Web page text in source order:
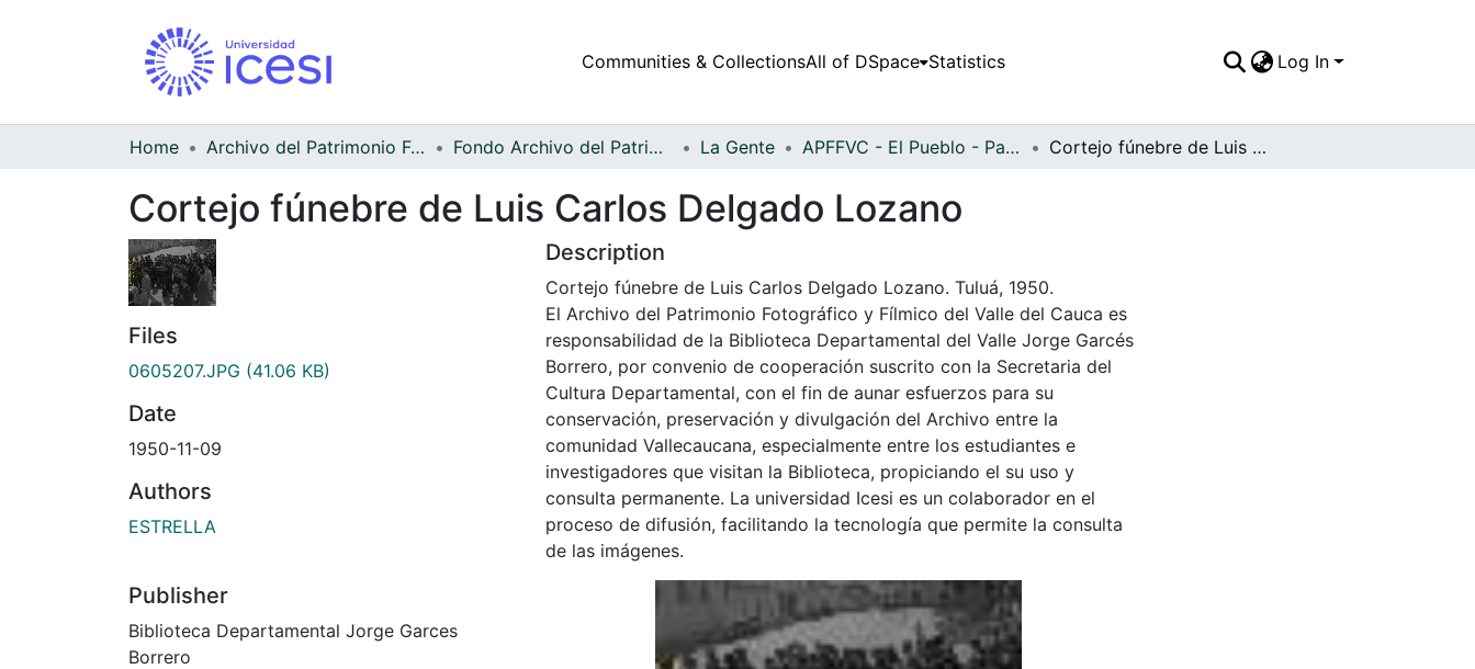
Communities & CollectionsAll of DSpace Statistics Log In
Home Archivo del Patrimonio Fotográfico y Fílmico del Valle del Cauca Fondo Archivo del Patrimonio Fotográfico y Fílmico del Valle del Cauca La Gente APFFVC - El Pueblo - Patrimonial Cortejo fúnebre de Luis Carlos Delgado Lozano
Cortejo fúnebre de Luis Carlos Delgado Lozano
Files
0605207.JPG (41.06 KB)
Date
1950-11-09
Authors
ESTRELLA
Publisher
Biblioteca Departamental Jorge Garces
Borrero
Description
Cortejo fúnebre de Luis Carlos Delgado Lozano. Tuluá, 1950.
El Archivo del Patrimonio Fotográfico y Fílmico del Valle del Cauca es
responsabilidad de la Biblioteca Departamental del Valle Jorge Garcés
Borrero, por convenio de cooperación suscrito con la Secretaria del
Cultura Departamental, con el fin de aunar esfuerzos para su
conservación, preservación y divulgación del Archivo entre la
comunidad Vallecaucana, especialmente entre los estudiantes e
investigadores que visitan la Biblioteca, propiciando el su uso y
consulta permanente. La universidad Icesi es un colaborador en el
proceso de difusión, facilitando la tecnología que permite la consulta
de las imágenes.